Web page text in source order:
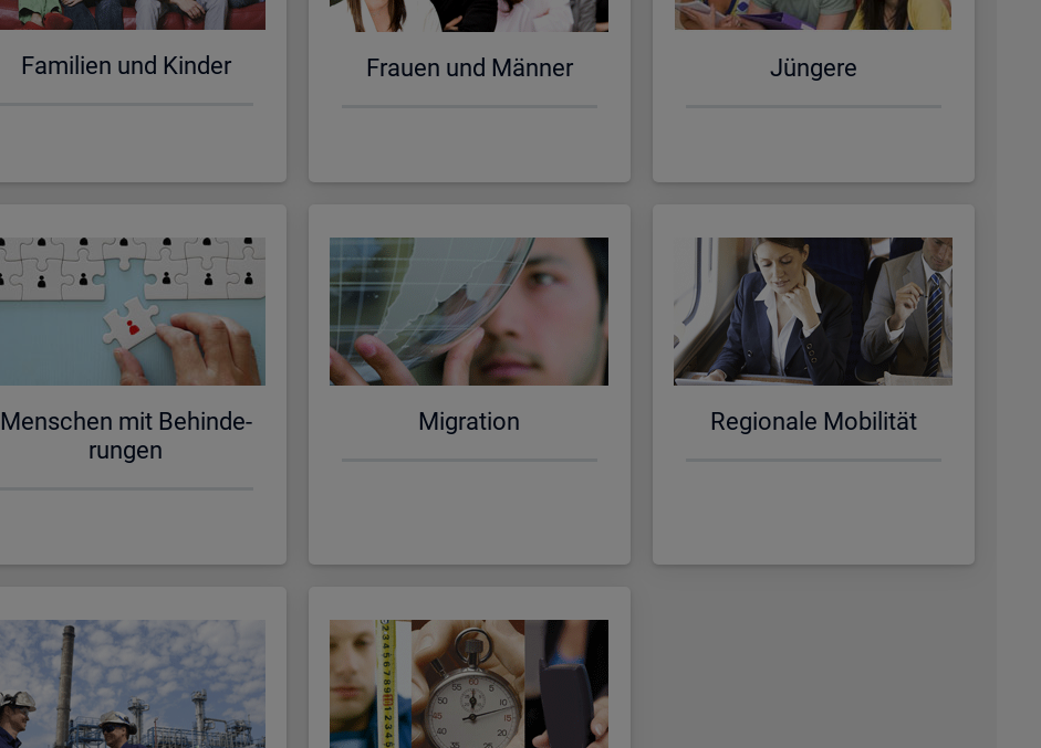
Fa­mi­li­en und Kin­der Frau­en und Män­ner Jün­ge­re
Men­schen mit Be­hin­de­
run­gen
Mi­gra­ti­on Re­gio­na­le Mo­bi­li­tät